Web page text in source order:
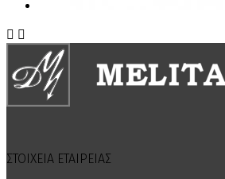
 
ΣΤΟΙΧΕΙΑ ΕΤΑΙΡΕΙΑΣ